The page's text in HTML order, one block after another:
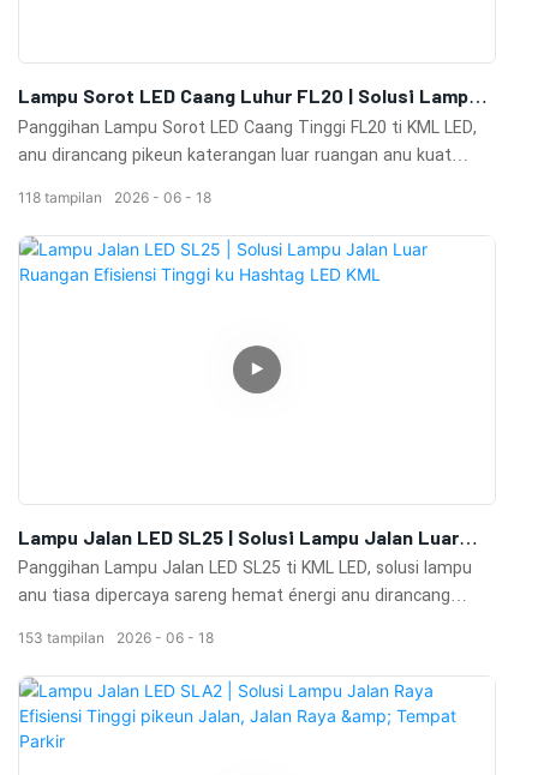
Lampu Sorot LED Caang Luhur FL20 | Solusi Lampu
Sorot LED Luar Ruangan Anu Kuat
Panggihan Lampu Sorot LED Caang Tinggi FL20 ti KML LED,
anu dirancang pikeun katerangan luar ruangan anu kuat
anu luhur, desain optik profésional, sareng konstruksi anu
awét, FL20 nyayogikeun kinerja cahaya anu tiasa dipercaya
pikeun stadion, lapangan olahraga, fasilitas industri,
palabuhan, bandara, tempat parkir, sareng daérah luar
sareng perumahan anu tahan cuaca mastikeun operasi
jangka panjang dina lingkungan anu nungtut bari
2026 06 18
118 tampilan
Lampu Jalan LED SL25 | Solusi Lampu Jalan Luar
Ruangan Efisiensi Tinggi Ku Hashtag LED KML
Panggihan Lampu Jalan LED SL25 ti KML LED, solusi lampu
anu tiasa dipercaya sareng hemat énergi anu dirancang
daérah umum di luar ruangan. Kalayan kinerja lumen anu
luhur, konstruksi anu awét, sareng disipasi panas anu saé,
SL25 nganteurkeun lampu anu awét bari ngirangan konsumsi
énergi sareng biaya perawatan. Desain modérenna,
2026 06 18
153 tampilan